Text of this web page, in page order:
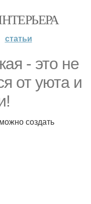
статьи
- это не
от уюта и
создать